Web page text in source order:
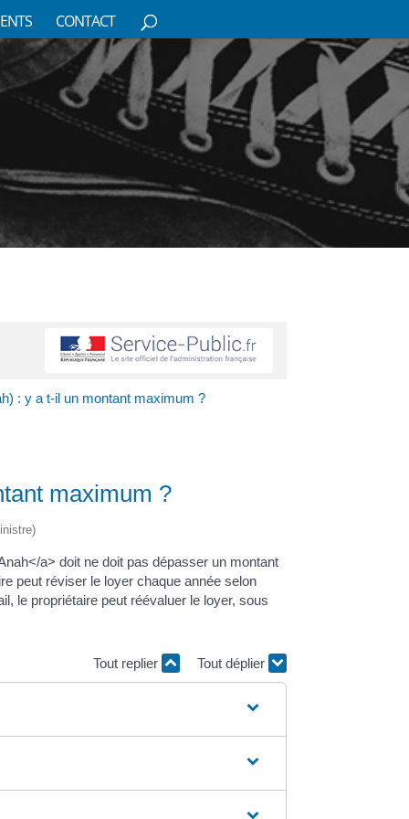
CONTACT
: y a t-il un montant maximum ?
maximum ?
a> doit ne doit pas dépasser un montant
peut réviser le loyer chaque année selon
le propriétaire peut réévaluer le loyer, sous
Tout replier Tout déplier